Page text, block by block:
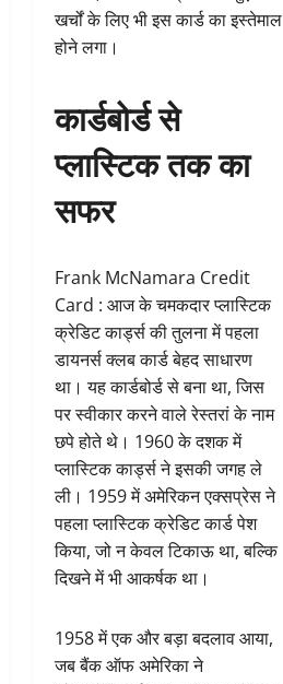
खर्चों के लिए भी इस कार्ड का इस्तेमाल
होने लगा।
कार्डबोर्ड से
प्लास्टिक तक का
सफर
Frank McNamara Credit
Card : आज के चमकदार प्लास्टिक
क्रेडिट कार्ड्स की तुलना में पहला
डायनर्स क्लब कार्ड बेहद साधारण
था। यह कार्डबोर्ड से बना था, जिस
पर स्वीकार करने वाले रेस्तरां के नाम
छपे होते थे। 1960 के दशक में
प्लास्टिक कार्ड्स ने इसकी जगह ले
ली। 1959 में अमेरिकन एक्सप्रेस ने
पहला प्लास्टिक क्रेडिट कार्ड पेश
किया, जो न केवल टिकाऊ था, बल्कि
दिखने में भी आकर्षक था।
1958 में एक और बड़ा बदलाव आया,
जब बैंक ऑफ अमेरिका ने